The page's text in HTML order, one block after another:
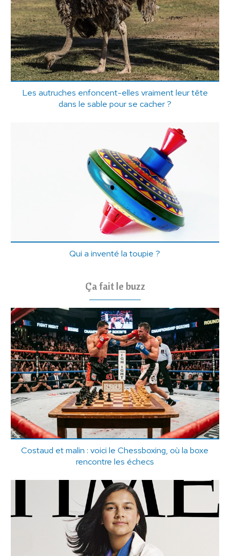
Les autruches enfoncent-elles vraiment leur tête
dans le sable pour se cacher ?
Qui a inventé la toupie ?
Ça fait le buzz
Costaud et malin : voici le Chessboxing, où la boxe
rencontre les échecs